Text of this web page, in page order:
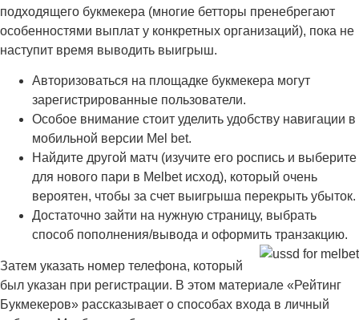
подходящего букмекера (многие бетторы пренебрегают
особенностями выплат у конкретных организаций), пока не
наступит время выводить выигрыш.
Авторизоваться на площадке букмекера могут
зарегистрированные пользователи.
Особое внимание стоит уделить удобству навигации в
мобильной версии Mel bet.
Найдите другой матч (изучите его роспись и выберите
для нового пари в Melbet исход), который очень
вероятен, чтобы за счет выигрыша перекрыть убыток.
Достаточно зайти на нужную страницу, выбрать
способ пополнения/вывода и оформить транзакцию.
Затем указать номер телефона, который
был указан при регистрации. В этом материале «Рейтинг
Букмекеров» рассказывает о способах входа в личный